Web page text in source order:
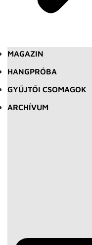
MAGAZIN
HANGPRÓBA
GYŰJTŐI CSOMAGOK
ARCHÍVUM